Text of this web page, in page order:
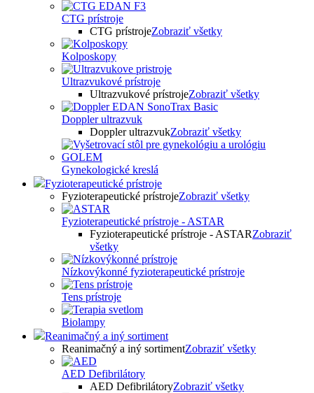
CTG prístroje
CTG prístrojeZobraziť všetky
Kolposkopy
Ultrazvukové prístroje
Ultrazvukové prístrojeZobraziť všetky
Doppler ultrazvuk
Doppler ultrazvukZobraziť všetky
Gynekologické kreslá
Fyzioterapeutické prístroje
Fyzioterapeutické prístrojeZobraziť všetky
Fyzioterapeutické prístroje - ASTAR
Fyzioterapeutické prístroje - ASTARZobraziť
všetky
Nízkovýkonné fyzioterapeutické prístroje
Tens prístroje
Biolampy
Reanimačný a iný sortiment
Reanimačný a iný sortimentZobraziť všetky
AED Defibrilátory
AED DefibrilátoryZobraziť všetky